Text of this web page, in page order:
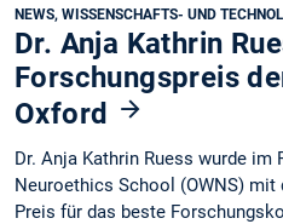
NEWS, WISSENSCHAFTS- UND
Dr. Anja Kathrin
Forschungspreis
Oxford
Dr. Anja Kathrin Ruess wurde im
Neuroethics School (OWNS)
Preis für das beste